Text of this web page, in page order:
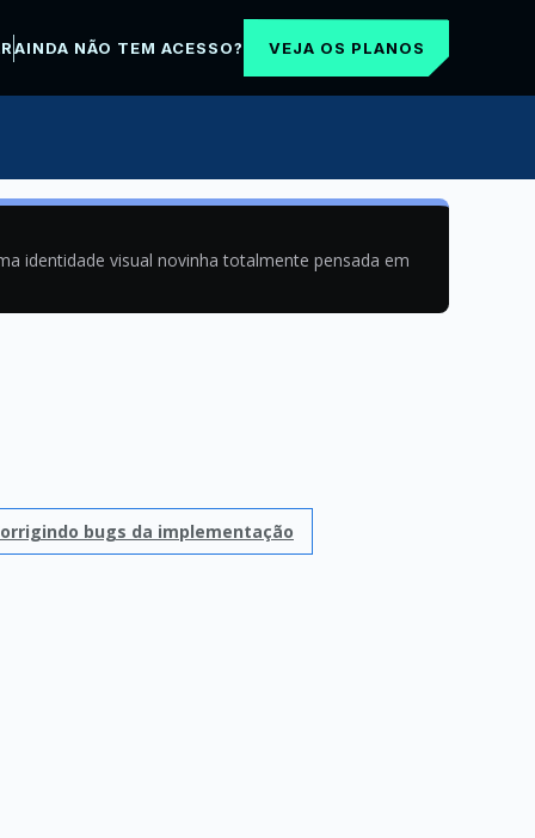
AINDA NÃO TEM ACESSO? VEJA OS PLANOS
identidade visual novinha totalmente pensada em
bugs da implementação